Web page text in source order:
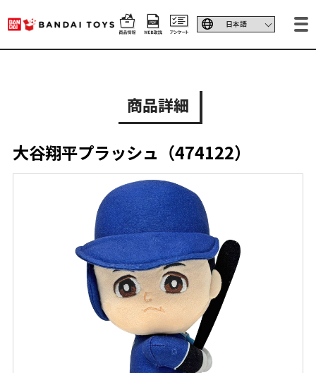
商品詳細
大谷翔平プラッシュ（474122）